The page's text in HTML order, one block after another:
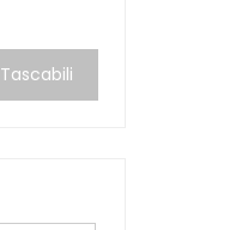
Tascabili